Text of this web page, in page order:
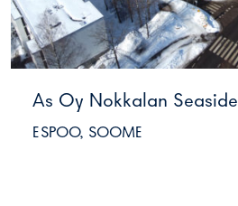
As Oy Nokkalan Seaside
ESPOO, SOOME